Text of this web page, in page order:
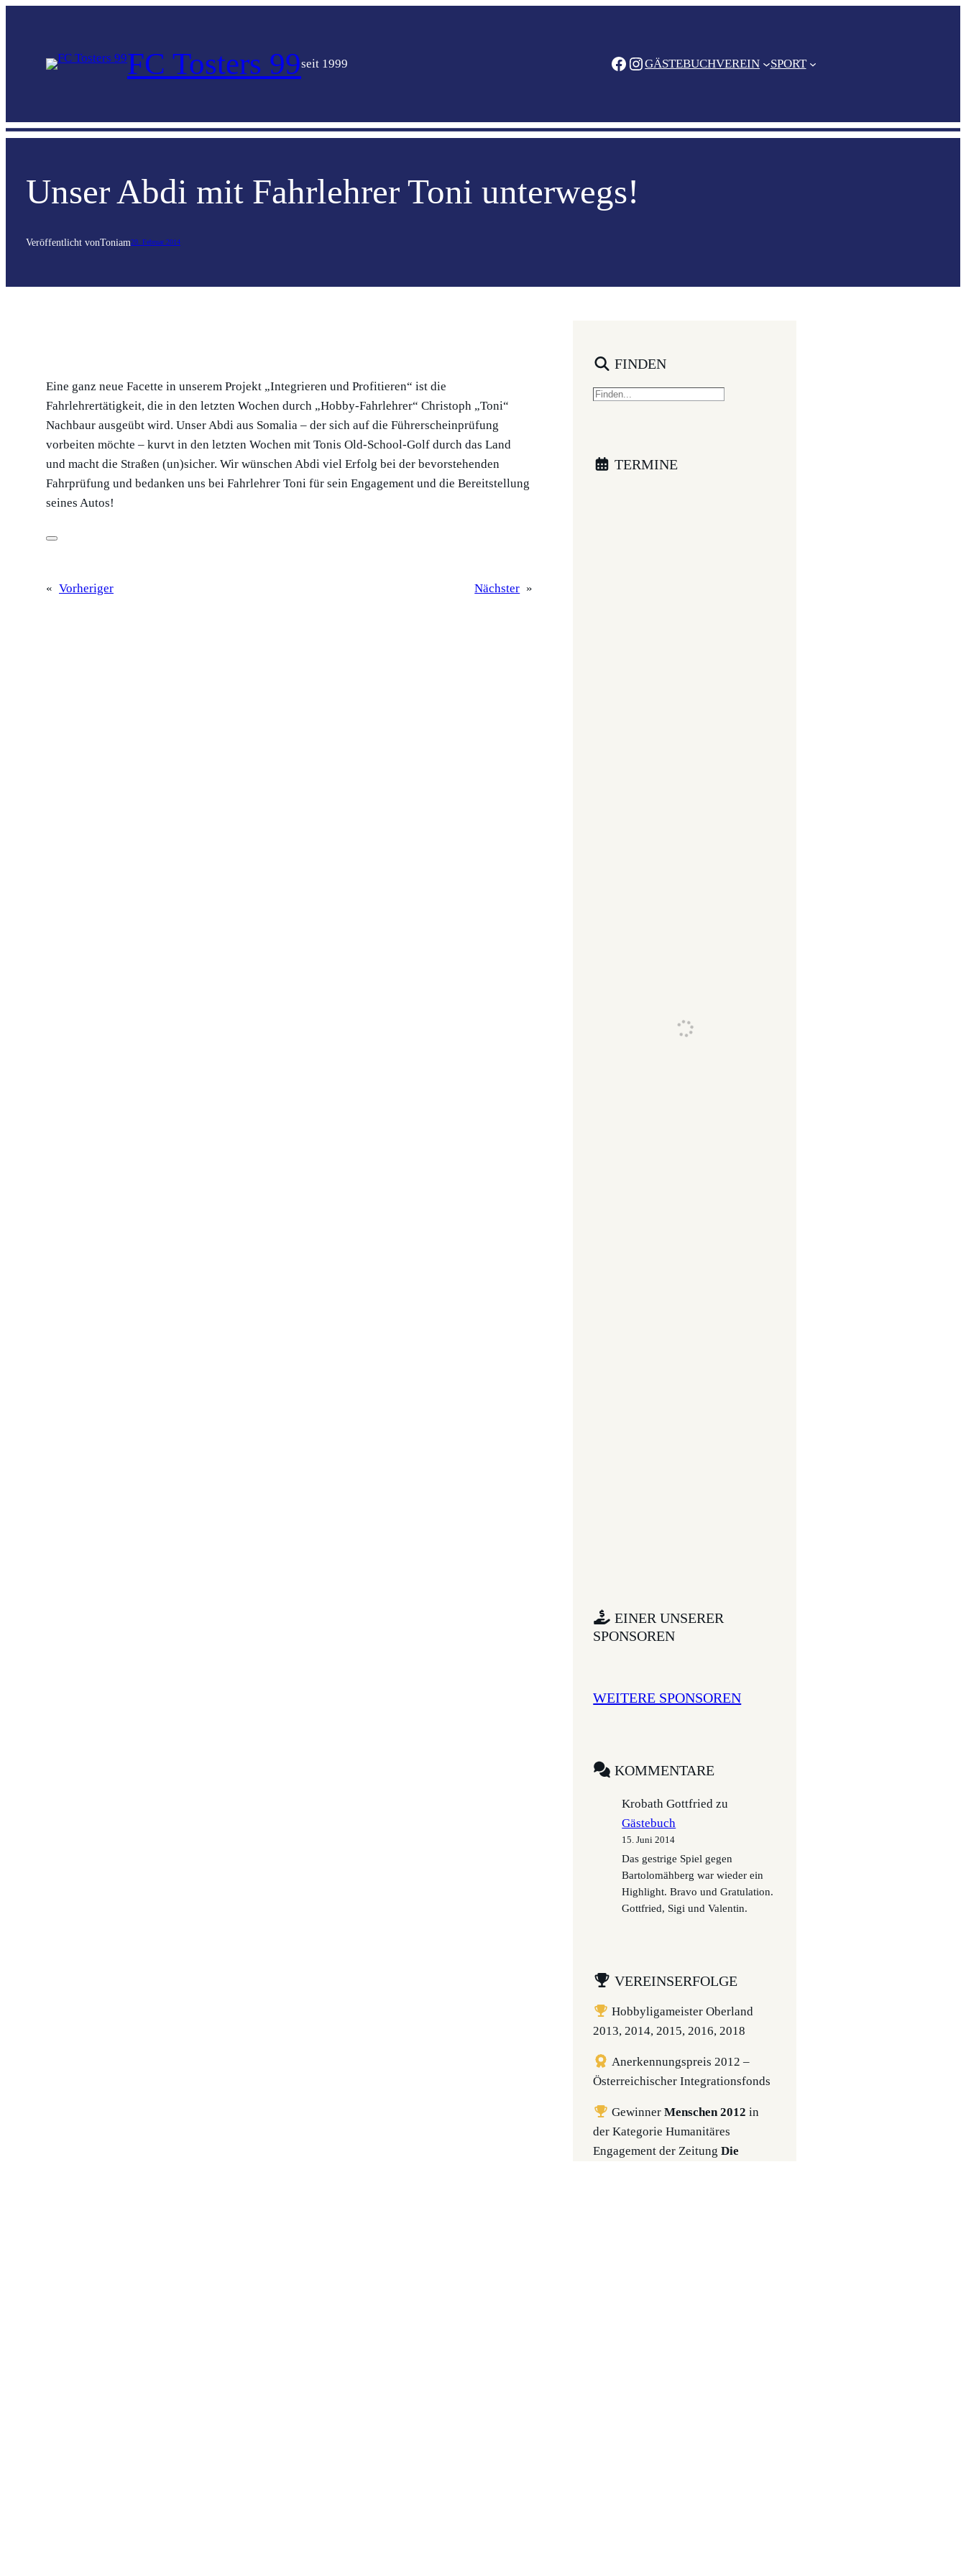
FC Tosters 99seit 1999 FACEBOOK INSTAGRAM GÄSTEBUCHVEREIN SPORT
Unser Abdi mit Fahrlehrer Toni unterwegs!
Veröffentlicht vonToniam20. Februar 2014
Eine ganz neue Facette in unserem Projekt „Integrieren und Profitieren“ ist die
Fahrlehrertätigkeit, die in den letzten Wochen durch „Hobby-Fahrlehrer“ Christoph „Toni“
Nachbaur ausgeübt wird. Unser Abdi aus Somalia – der sich auf die Führerscheinprüfung
vorbeiten möchte – kurvt in den letzten Wochen mit Tonis Old-School-Golf durch das Land
und macht die Straßen (un)sicher. Wir wünschen Abdi viel Erfolg bei der bevorstehenden
Fahrprüfung und bedanken uns bei Fahrlehrer Toni für sein Engagement und die Bereitstellung
seines Autos!
« Vorheriger Nächster »
FINDEN
S
c
TERMINE
EINER UNSERER
SPONSOREN
WEITERE SPONSOREN
KOMMENTARE
Krobath Gottfried zu
Gästebuch
15. Juni 2014
Das gestrige Spiel gegen
Bartolomähberg war wieder ein
Highlight. Bravo und Gratulation.
Gottfried, Sigi und Valentin.
VEREINSERFOLGE
Hobbyligameister Oberland
2013, 2014, 2015, 2016, 2018
Anerkennungspreis 2012 –
Österreichischer Integrationsfonds
Gewinner Menschen 2012 in
der Kategorie Humanitäres
Engagement der ZeitungDie